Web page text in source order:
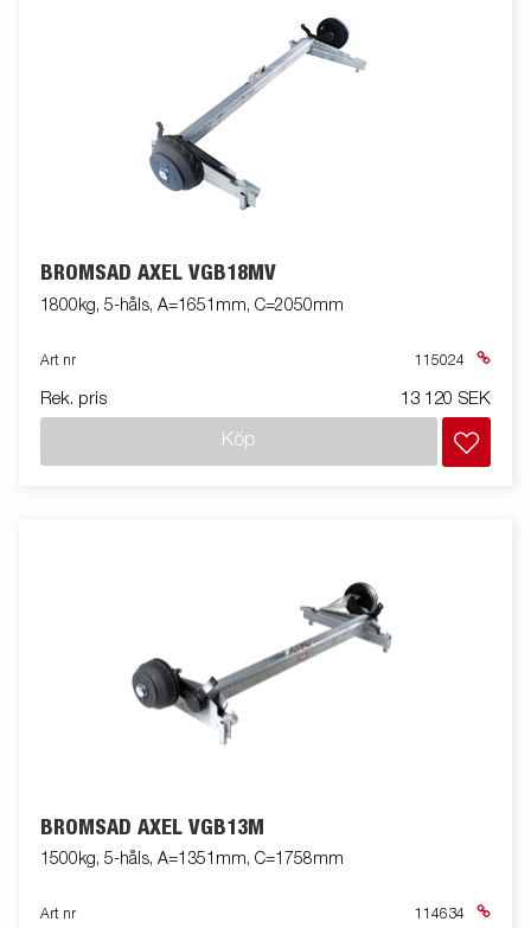
BROMSAD AXEL VGB18MV
1800kg, 5-håls, A=1651mm, C=2050mm
Art nr 115024
Rek. pris 13 120 SEK
Köp
BROMSAD AXEL VGB13M
1500kg, 5-håls, A=1351mm, C=1758mm
Art nr 114634